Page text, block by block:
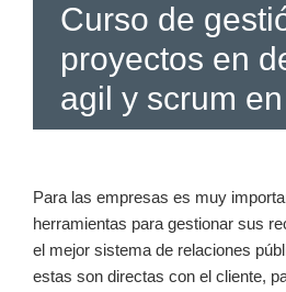
Curso de
proyectos en
agil y scrum
Para las empresas es muy
herramientas para gestionar sus
el mejor sistema de relaciones
estas son directas con el cliente,